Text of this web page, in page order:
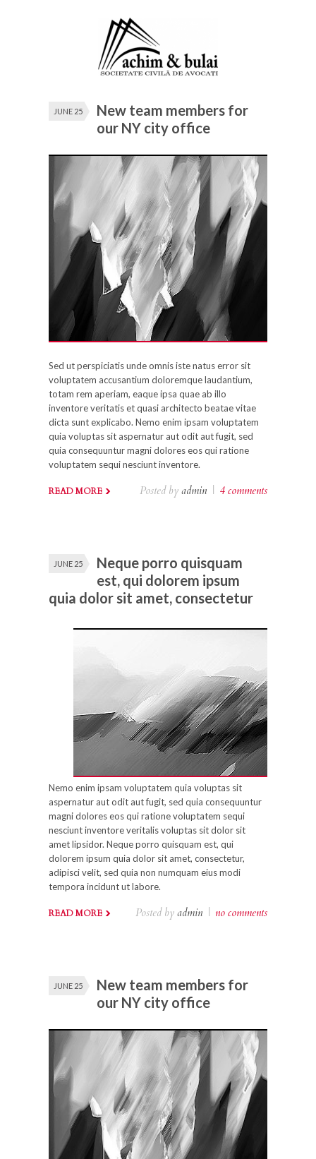
JUNE 25
New team members for
our NY city office
Sed ut perspiciatis unde omnis iste natus error sit
voluptatem accusantium doloremque laudantium,
totam rem aperiam, eaque ipsa quae ab illo
inventore veritatis et quasi architecto beatae vitae
dicta sunt explicabo. Nemo enim ipsam voluptatem
quia voluptas sit aspernatur aut odit aut fugit, sed
quia consequuntur magni dolores eos qui ratione
voluptatem sequi nesciunt inventore.
READ MORE Posted by admin | 4 comments
JUNE 25
Neque porro quisquam
est, qui dolorem ipsum
quia dolor sit amet, consectetur
Nemo enim ipsam voluptatem quia voluptas sit
aspernatur aut odit aut fugit, sed quia consequuntur
magni dolores eos qui ratione voluptatem sequi
nesciunt inventore veritalis voluptas sit dolor sit
amet lipsidor. Neque porro quisquam est, qui
dolorem ipsum quia dolor sit amet, consectetur,
adipisci velit, sed quia non numquam eius modi
tempora incidunt ut labore.
READ MORE Posted by admin | no comments
JUNE 25
New team members for
our NY city office